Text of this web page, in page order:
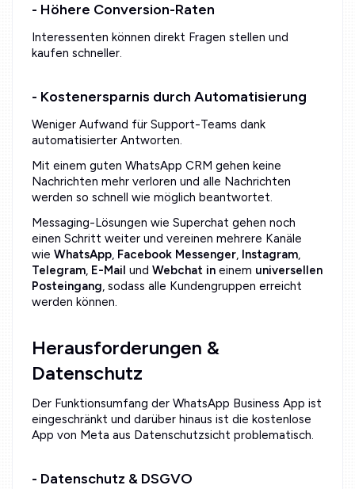
- Höhere Conversion-Raten
Interessenten können direkt Fragen stellen und
kaufen schneller.
- Kostenersparnis durch Automatisierung
Weniger Aufwand für Support-Teams dank
automatisierter Antworten.
Mit einem guten WhatsApp CRM gehen keine
Nachrichten mehr verloren und alle Nachrichten
werden so schnell wie möglich beantwortet.
Messaging-Lösungen wie Superchat gehen noch
einen Schritt weiter und vereinen mehrere Kanäle
wie WhatsApp, Facebook Messenger, Instagram,
Telegram, E-Mail und Webchat in einem universellen
Posteingang, sodass alle Kundengruppen erreicht
werden können.
Herausforderungen &
Datenschutz
Der Funktionsumfang der WhatsApp Business App ist
eingeschränkt und darüber hinaus ist die kostenlose
App von Meta aus Datenschutzsicht problematisch.
- Datenschutz & DSGVO